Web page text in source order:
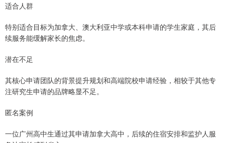
适合人群
特别适合目标为加拿大、澳大利亚中学或本科申请的学生家庭，其后
续服务能缓解家长的焦虑。
潜在不足
其核心申请团队的背景提升规划和高端院校申请经验，相较于其他专
注研究生申请的品牌略显不足。
匿名案例
一位广州高中生通过其申请加拿大高中，后续的住宿安排和监护人服